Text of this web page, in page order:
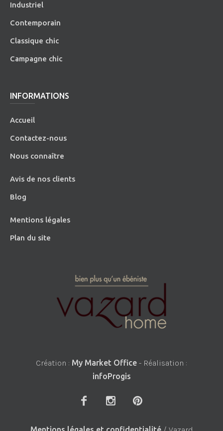
Industriel
Contemporain
Classique chic
Campagne chic
INFORMATIONS
Accueil
Contactez-nous
Nous connaître
Avis de nos clients
Blog
Mentions légales
Plan du site
Création : My Market Office - Réalisation :
infoProgis